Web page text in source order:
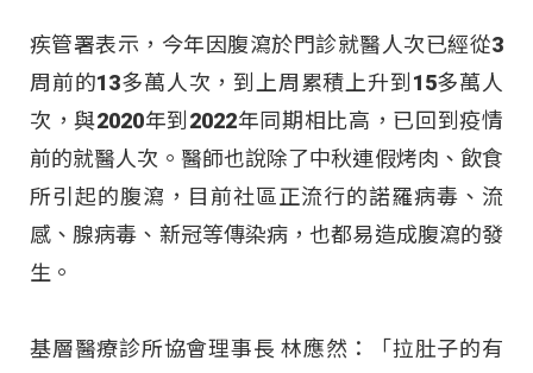
疾管署表示，今年因腹瀉於門診就醫人次已經從3
周前的13多萬人次，到上周累積上升到15多萬人
次，與2020年到2022年同期相比高，已回到疫情
前的就醫人次。醫師也說除了中秋連假烤肉、飲食
所引起的腹瀉，目前社區正流行的諾羅病毒、流
感、腺病毒、新冠等傳染病，也都易造成腹瀉的發
生。
基層醫療診所協會理事長 林應然：「拉肚子的有